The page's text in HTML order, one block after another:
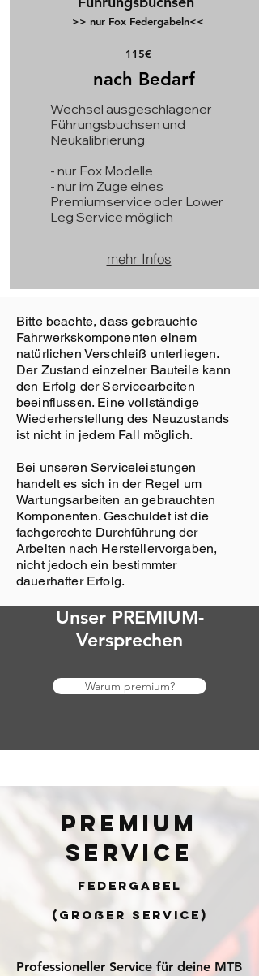
>> nur Fox Federgabeln<<
115€
nach Bedarf
Wechsel ausgeschlagener
Führungsbuchsen und
Neukalibrierung
- nur Fox Modelle
- nur im Zuge eines
Premiumservice oder Lower
Leg Service möglich
mehr Infos
Bitte beachte, dass gebrauchte
Fahrwerkskomponenten einem
natürlichen Verschleiß unterliegen.
Der Zustand einzelner Bauteile kann
den Erfolg der Servicearbeiten
beeinflussen. Eine vollständige
Wiederherstellung des Neuzustands
ist nicht in jedem Fall möglich.
Bei unseren Serviceleistungen
handelt es sich in der Regel um
Wartungsarbeiten an gebrauchten
Komponenten. Geschuldet ist die
fachgerechte Durchführung der
Arbeiten nach Herstellervorgaben,
nicht jedoch ein bestimmter
dauerhafter Erfolg.
Unser PREMIUM-
Versprechen
Warum premium?
Premium
service
Federgabel
(großer service)
Professioneller Service für deine MTB